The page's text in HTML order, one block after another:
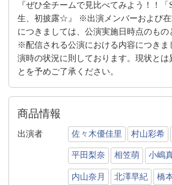
『ぜひ全チームで見比べてみよう！！「
生、初披露☆』 ※出演メンバーおよび在
につきましては、公演実施日時点のもの
※配信される公演における内容につきま
演時の状況に則しております。現状とは
とを予めご了承ください。
商品情報
出演者 佐々木優佳里 村山彩希
平田梨奈 相笠萌 小嶋
内山奈月 北澤早紀 橋